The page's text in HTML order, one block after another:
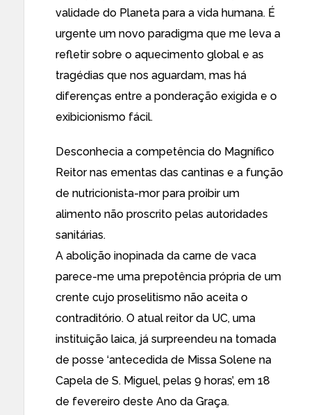
validade do Planeta para a vida humana. É
urgente um novo paradigma que me leva a
refletir sobre o aquecimento global e as
tragédias que nos aguardam, mas há
diferenças entre a ponderação exigida e o
exibicionismo fácil.
Desconhecia a competência do Magnífico
Reitor nas ementas das cantinas e a função
de nutricionista-mor para proibir um
alimento não proscrito pelas autoridades
sanitárias.
A abolição inopinada da carne de vaca
parece-me uma prepotência própria de um
crente cujo proselitismo não aceita o
contraditório. O atual reitor da UC, uma
instituição laica, já surpreendeu na tomada
de posse ‘antecedida de Missa Solene na
Capela de S. Miguel, pelas 9 horas’, em 18
de fevereiro deste Ano da Graça.